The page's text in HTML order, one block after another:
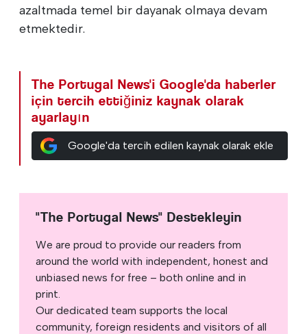
azaltmada temel bir dayanak olmaya devam
etmektedir.
The Portugal News'i Google'da haberler
için tercih ettiğiniz kaynak olarak
ayarlayın
Google'da tercih edilen kaynak olarak ekle
"The Portugal News" Destekleyin
We are proud to provide our readers from
around the world with independent, honest and
unbiased news for free – both online and in
print.
Our dedicated team supports the local
community, foreign residents and visitors of all